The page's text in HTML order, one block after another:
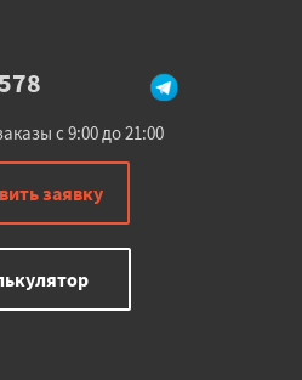
с 9:00 до 21:00
заявку